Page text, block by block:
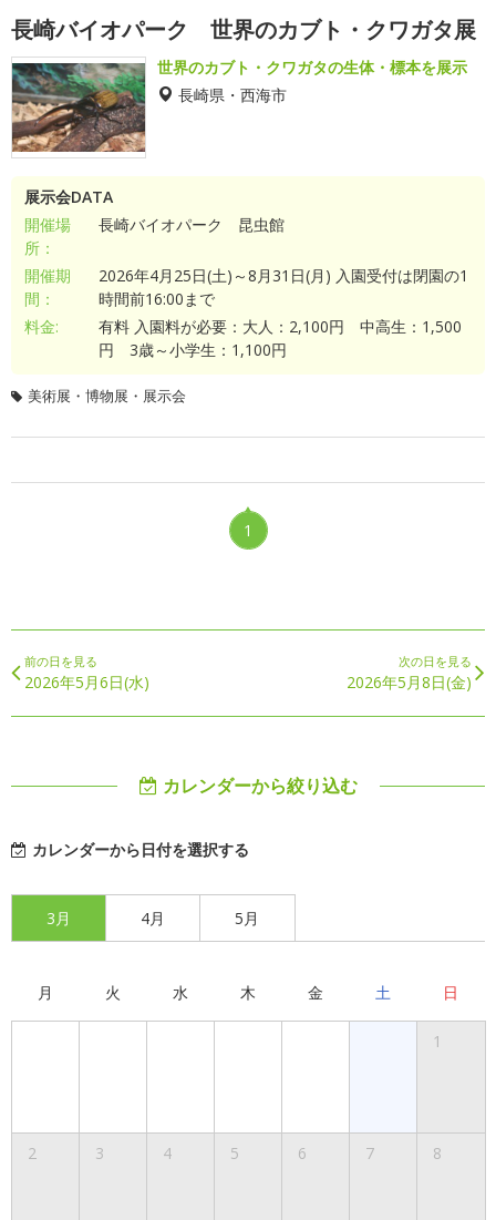
長崎バイオパーク 世界のカブト・クワガタ展
世界のカブト・クワガタの生体・標本を展示
長崎県・西海市
展示会DATA
開催場
所：
長崎バイオパーク 昆虫館
開催期
間：
2026年4月25日(土)～8月31日(月) 入園受付は閉園の1
時間前16:00まで
料金:
有料 入園料が必要：大人：2,100円 中高生：1,500
円 3歳～小学生：1,100円
美術展・博物展・展示会
1
前の日を見る
2026年5月6日(水)
次の日を見る
2026年5月8日(金)
カレンダーから絞り込む
カレンダーから日付を選択する
3月 4月 5月
月 火 水 木 金 土 日
1
2 3 4 5 6 7 8